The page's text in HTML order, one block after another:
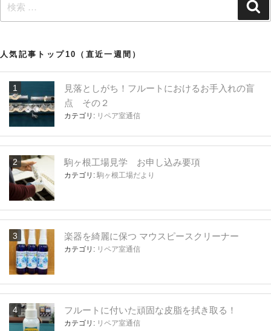
索:
人気記事トップ10（直近一週間）
見落としがち！フルートにおけるお手入れの盲
点 その２
カテゴリ: リペア室通信
駒ヶ根工場見学 お申し込み要項
カテゴリ: 駒ヶ根工場だより
楽器を綺麗に保つ マウスピースクリーナー
カテゴリ: リペア室通信
フルートに付いた頑固な皮脂を拭き取る！
カテゴリ: リペア室通信